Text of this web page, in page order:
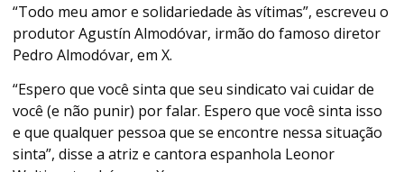
“Todo meu amor e solidariedade às vítimas”, escreveu o
produtor Agustín Almodóvar, irmão do famoso diretor
Pedro Almodóvar, em X.
“Espero que você sinta que seu sindicato vai cuidar de
você (e não punir) por falar. Espero que você sinta isso
e que qualquer pessoa que se encontre nessa situação
sinta”, disse a atriz e cantora espanhola Leonor